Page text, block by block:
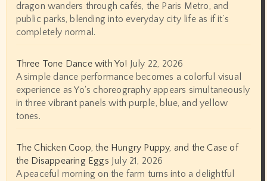
dragon wanders through cafés, the Paris Metro, and
public parks, blending into everyday city life as if it’s
completely normal.
Three Tone Dance with Yo! July 22, 2026
A simple dance performance becomes a colorful visual
experience as Yo's choreography appears simultaneously
in three vibrant panels with purple, blue, and yellow
tones.
The Chicken Coop, the Hungry Puppy, and the Case of
the Disappearing Eggs July 21, 2026
A peaceful morning on the farm turns into a delightful